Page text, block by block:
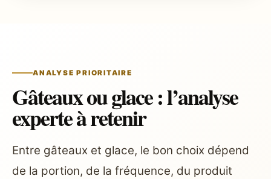
ANALYSE PRIORITAIRE
Gâteaux ou glace : l’analyse
experte à retenir
Entre gâteaux et glace, le bon choix dépend
de la portion, de la fréquence, du produit